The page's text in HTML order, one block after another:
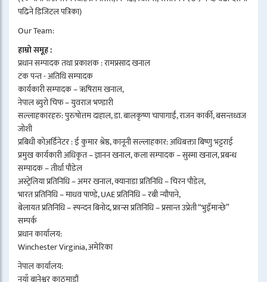
पढिने डिजिटल पत्रिका)
Our Team:
हाम्रो समूह :
प्रधान सम्पादक तथा प्रकाशक : रामप्रसाद खनाल
टंक पन्त - अतिथि सम्पादक
कार्यकारी सम्पादक – ऋषिराम खनाल,
नेपाल ब्युरो चिफ – युवराज भण्डारी
सल्लाहकारहरु: पुरुषोत्तम दाहाल, डा. बालकृष्ण चापागाईं, राजन कार्की, बसन्तध्वज
जोशी
प्रबिधी कोअर्डिनेटर : ई कुमार श्रेष्ठ, कानूनी सल्लाहकार: अधिबक्ता बिष्णु भट्टराई
प्रमुख कार्यकारी अधिकृत – ज्ञानन खनाल, कला सम्पादक – सुस्मा खनाल, प्रबन्ध
सम्पादक – तीर्था पौडेल
अस्ट्रेलिया प्रतिनिधि – अमर खनाल, क्यानाडा प्रतिनिधि – चिरन पौडेल,
भारत प्रतिनिधि – माधव पाण्डे, UAE प्रतिनिधि – रबी न्यौपाने,
बेलायत प्रतिनिधि – स्पन्दन बिनोद, फ्रान्स प्रतिनिधि – प्रसान्त उप्रेती “भुइँमान्छे”
सम्पर्क
प्रधान कार्यालय:
Winchester Virginia, अमेरिका
नेपाल कार्यालय: